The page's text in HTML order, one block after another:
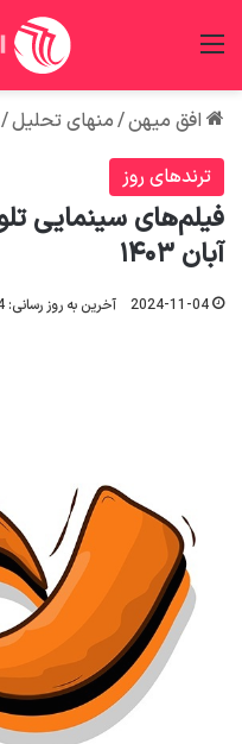
افق میهن/منهای تحلیل/
ترندهای روز
آبان ۱۴۰۳
2024-11-04 آخرین به روز رسانی: 2024-11-04